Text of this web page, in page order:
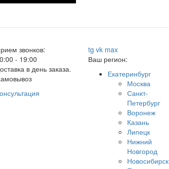
звонков:
- 19:00
в день заказа.
tg vk max
Ваш регион:
Екатеринбург
Москва
Санкт-
Петербург
Воронеж
Казань
Липецк
Нижний
Новгород
Новосибирск